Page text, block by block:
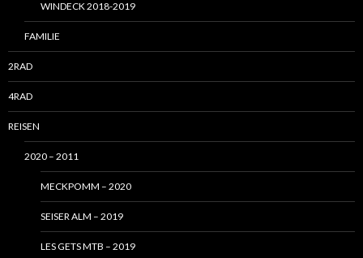
WINDECK 2018-2019
FAMILIE
2RAD
4RAD
REISEN
2020 – 2011
MECKPOMM – 2020
SEISER ALM – 2019
LES GETS MTB – 2019